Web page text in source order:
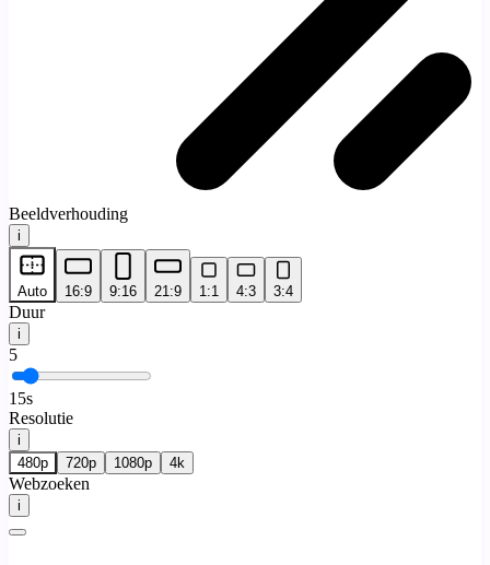
Beeldverhouding
i
Auto 16:9 9:16 21:9 1:1 4:3 3:4
Duur
i
5
15s
Resolutie
i
480p
720p 1080p 4k
Webzoeken
i